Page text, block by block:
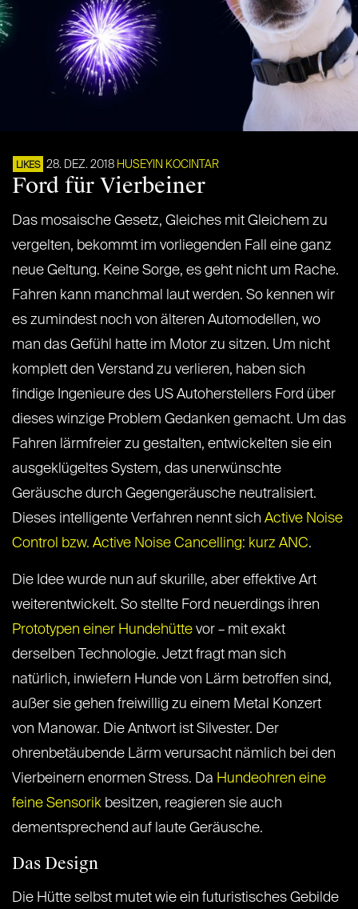
LIKES 28. DEZ. 2018 HUSEYIN KOCINTAR
Ford für Vierbeiner
Das mosaische Gesetz, Gleiches mit Gleichem zu
vergelten, bekommt im vorliegenden Fall eine ganz
neue Geltung. Keine Sorge, es geht nicht um Rache.
Fahren kann manchmal laut werden. So kennen wir
es zumindest noch von älteren Automodellen, wo
man das Gefühl hatte im Motor zu sitzen. Um nicht
komplett den Verstand zu verlieren, haben sich
findige Ingenieure des US Autoherstellers Ford über
dieses winzige Problem Gedanken gemacht. Um das
Fahren lärmfreier zu gestalten, entwickelten sie ein
ausgeklügeltes System, das unerwünschte
Geräusche durch Gegengeräusche neutralisiert.
Dieses intelligente Verfahren nennt sich Active Noise
Control bzw. Active Noise Cancelling: kurz ANC.
Die Idee wurde nun auf skurille, aber effektive Art
weiterentwickelt. So stellte Ford neuerdings ihren
Prototypen einer Hundehütte vor – mit exakt
derselben Technologie. Jetzt fragt man sich
natürlich, inwiefern Hunde von Lärm betroffen sind,
außer sie gehen freiwillig zu einem Metal Konzert
von Manowar. Die Antwort ist Silvester. Der
ohrenbetäubende Lärm verursacht nämlich bei den
Vierbeinern enormen Stress. Da Hundeohren eine
feine Sensorik besitzen, reagieren sie auch
dementsprechend auf laute Geräusche.
Das Design
Die Hütte selbst mutet wie ein futuristisches Gebilde